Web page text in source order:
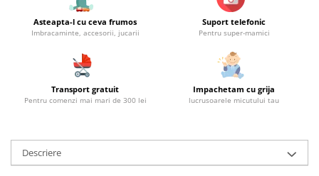
Asteapta-l cu ceva frumos
Imbracaminte, accesorii, jucarii
Suport telefonic
Pentru super-mamici
Transport gratuit
Pentru comenzi mai mari de 300 lei
Impachetam cu grija
lucrusoarele micutului tau
Descriere